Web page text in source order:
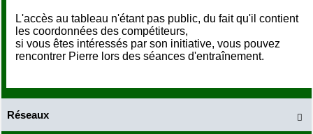
L'accès au tableau n'étant pas public, du fait qu'il contient
les coordonnées des compétiteurs,
si vous êtes intéressés par son initiative, vous pouvez
rencontrer Pierre lors des séances d'entraînement.

Réseaux